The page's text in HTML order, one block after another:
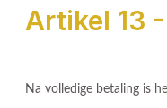
Artikel 13
Na volledige betaling is